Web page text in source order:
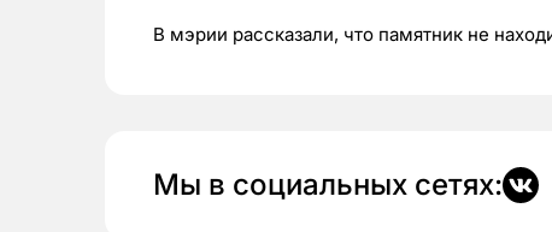
В мэрии рассказали, что памятник не
Мы в социальных сетях: